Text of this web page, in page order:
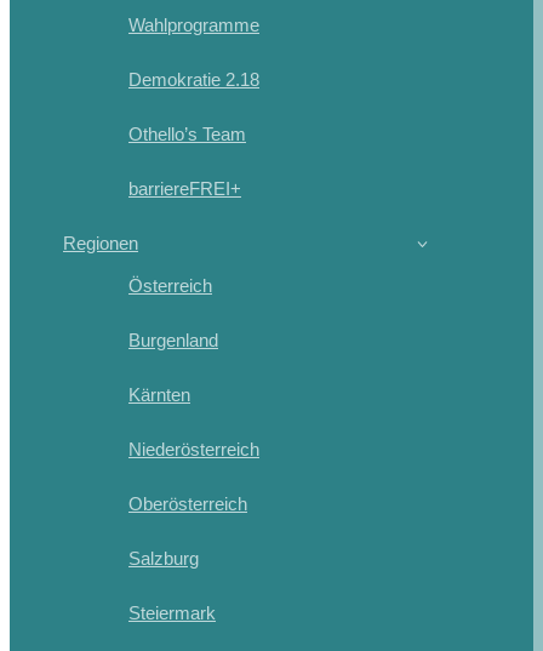
Wahlprogramme
Demokratie 2.18
Othello’s Team
barriereFREI+
Regionen
Österreich
Burgenland
Kärnten
Niederösterreich
Oberösterreich
Salzburg
Steiermark